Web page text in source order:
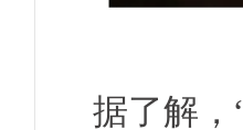
据了解，